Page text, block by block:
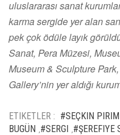
uluslararası sanat
karma sergide yer alan
pek çok ödüle layık
Sanat, Pera Müzesi,
Museum & Sculpture
Gallery’nin yer aldığı
ETIKETLER : #SEÇKIN PIRIM
BUGÜN #SERGI #ŞEREFIYE